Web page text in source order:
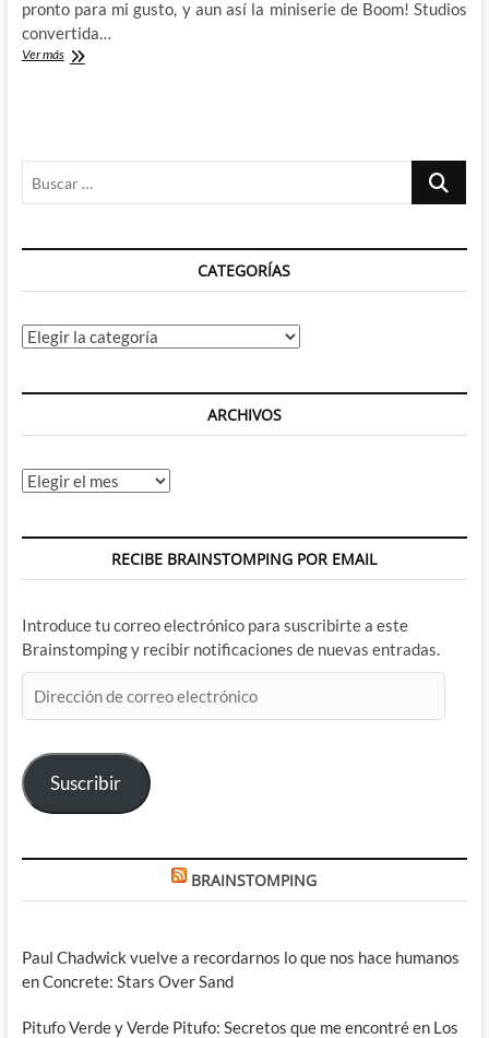
pronto para mi gusto, y aun así la miniserie de Boom! Studios
convertida…
Ver másOnce
Mora
dar
descanso
Buscar
CATEGORÍAS
Categorías
ARCHIVOS
Archivos
RECIBE BRAINSTOMPING POR EMAIL
Introduce tu correo electrónico para suscribirte a este
Brainstomping y recibir notificaciones de nuevas entradas.
de
electrónico
Suscribir
BRAINSTOMPING
Paul Chadwick vuelve a recordarnos lo que nos hace humanos
en Concrete: Stars Over Sand
Pitufo Verde y Verde Pitufo: Secretos que me encontré en Los